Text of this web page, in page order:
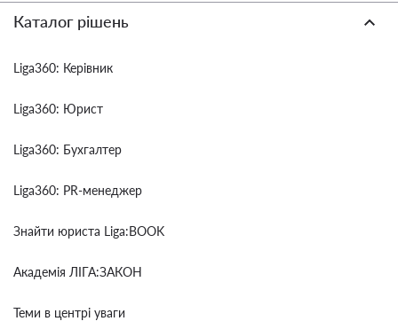
Каталог рішень
Liga360: Керівник
Liga360: Юрист
Liga360: Бухгалтер
Liga360: PR-менеджер
Знайти юриста Liga:BOOK
Академія ЛІГА:ЗАКОН
Теми в центрі уваги